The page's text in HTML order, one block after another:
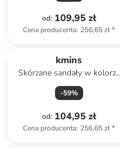
od: 109,95 zł
Cena producenta: 256,65 zł*
kmins
Skórzane sandały w kolorze
różowym
-59%
od: 104,95 zł
Cena producenta: 256,65 zł*